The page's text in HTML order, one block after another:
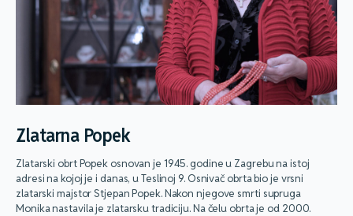
Zlatarna Popek
Zlatarski obrt Popek osnovan je 1945. godine u Zagrebu na istoj
adresi na kojoj je i danas, u Teslinoj 9. Osnivač obrta bio je vrsni
zlatarski majstor Stjepan Popek. Nakon njegove smrti supruga
Monika nastavila je zlatarsku tradiciju. Na čelu obrta je od 2000.